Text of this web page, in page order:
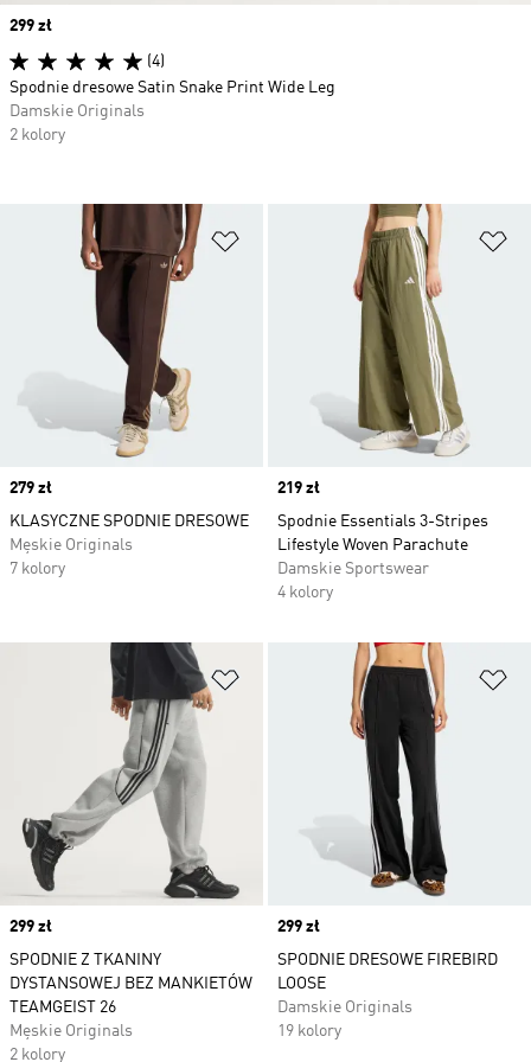
Dodaj do listy życzeń
Price
279 zł
KLASYCZNE SPODNIE DRESOWE
Męskie Originals
7 kolory
Price
219 zł
Spodnie Essentials 3-Stripes
Lifestyle Woven Parachute
Damskie Sportswear
4 kolory
Dodaj do listy życzeń
Price
299 zł
SPODNIE Z TKANINY
DYSTANSOWEJ BEZ MANKIETÓW
TEAMGEIST 26
Męskie Originals
2 kolory
Price
299 zł
SPODNIE DRESOWE FIREBIRD
LOOSE
Damskie Originals
19 kolory
Price
299 zł
(4)
Spodnie dresowe Satin Snake Print Wide Leg
Damskie Originals
2 kolory